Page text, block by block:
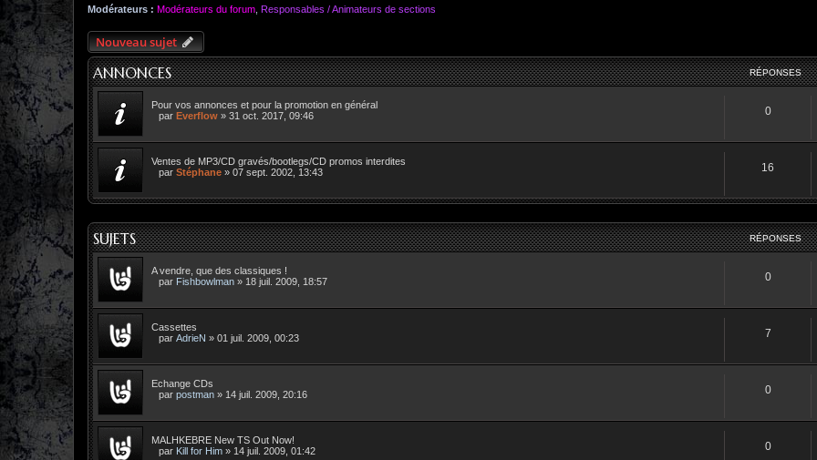
Modérateurs : Modérateurs du forum Responsables / Animateurs de sections
Nouveau sujet
ANNONCES RÉPONSES
Pour vos annonces et pour la promotion en général
par Everflow » 31 oct. 2017, 09:46 0
Ventes de MP3/CD gravés/bootlegs/CD promos interdites
par Stéphane » 07 sept. 2002, 13:43 16
SUJETS RÉPONSES
A vendre, que des classiques !
par Fishbowlman » 18 juil. 2009, 18:57 0
Cassettes
par AdrieN » 01 juil. 2009, 00:23 7
Echange CDs
par postman » 14 juil. 2009, 20:16 0
MALHKEBRE New TS Out Now!
par Kill for Him » 14 juil. 2009, 01:42 0